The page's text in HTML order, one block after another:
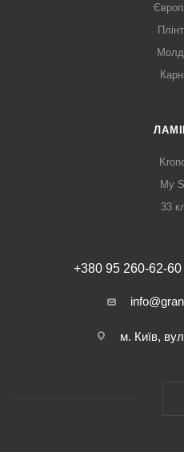
My
33
+380 95 260-62-60
м. Київ,